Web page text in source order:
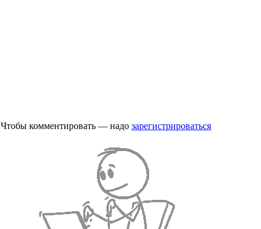
Чтобы комментировать — надо зарегистрироваться